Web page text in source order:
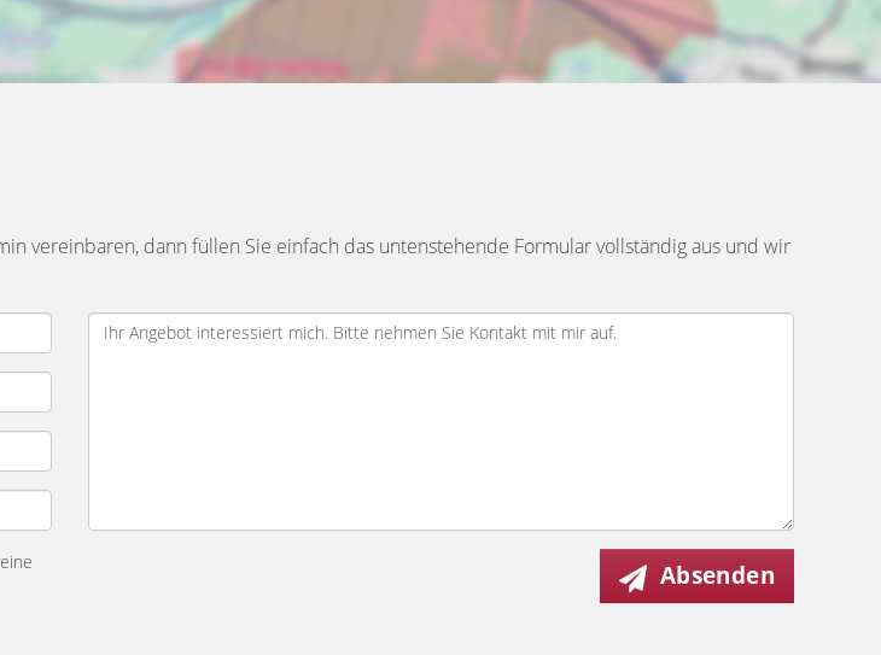
vereinbaren, dann füllen Sie einfach das untenstehende Formular vollständig aus und wir
Absenden